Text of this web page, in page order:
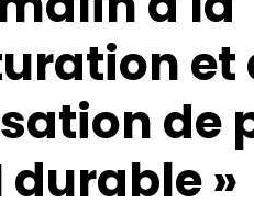
et
de
durable »